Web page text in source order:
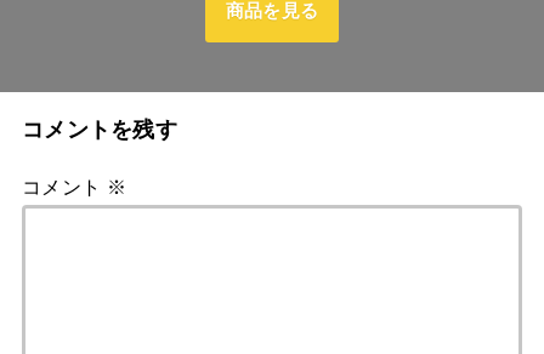
商品を見る
コメントを残す
コメント ※